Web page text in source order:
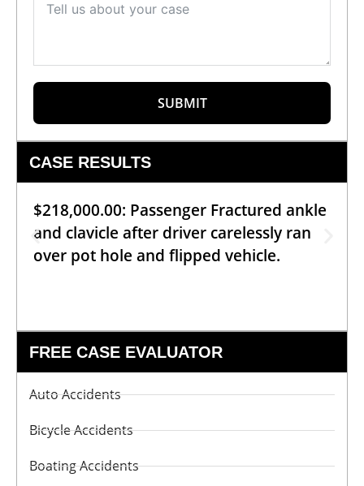
SUBMIT
CASE RESULTS
$218,000.00: Passenger Fractured ankle
and clavicle after driver carelessly ran
over pot hole and flipped vehicle.
FREE CASE EVALUATOR
Auto Accidents
Bicycle Accidents
Boating Accidents